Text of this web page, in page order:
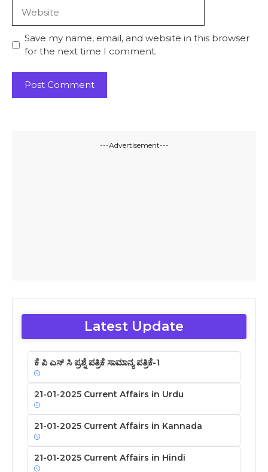
Save my name, email, and website in this browser
for the next time I comment.
---Advertisement---
Latest Update
ಕೆ ಪಿ ಎಸ್ ಸಿ ಪ್ರಶ್ನೆ ಪತ್ರಿಕೆ ಸಾಮಾನ್ಯ ಪತ್ರಿಕೆ-1
21-01-2025 Current Affairs in Urdu
21-01-2025 Current Affairs in Kannada
21-01-2025 Current Affairs in Hindi